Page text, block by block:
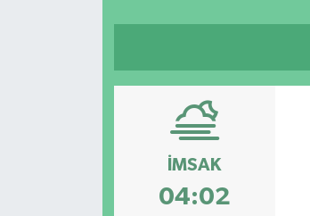
İMSAK
04:02
Tüm Manşetler
Son Dakika Haberleri